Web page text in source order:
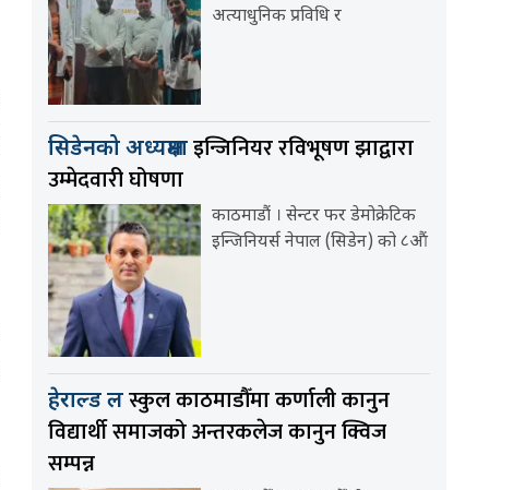
अत्याधुनिक प्रविधि र
सिडेनको अध्यक्षमाइन्जिनियर रविभूषण झाद्वारा
उम्मेदवारी घोषणा
काठमाडौं । सेन्टर फर डेमोक्रेटिक
इन्जिनियर्स नेपाल (सिडेन) को ८औं
हेराल्ड लस्कुल काठमाडौँमा कर्णाली कानुन
विद्यार्थी समाजको अन्तरकलेज कानुन क्विज
सम्पन्न